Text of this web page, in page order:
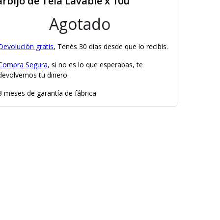
Agotado
gratis, Tenés 30 días desde que lo recibís.
Segura, si no es lo que esperabas, te
tu dinero.
meses de garantía de fábrica